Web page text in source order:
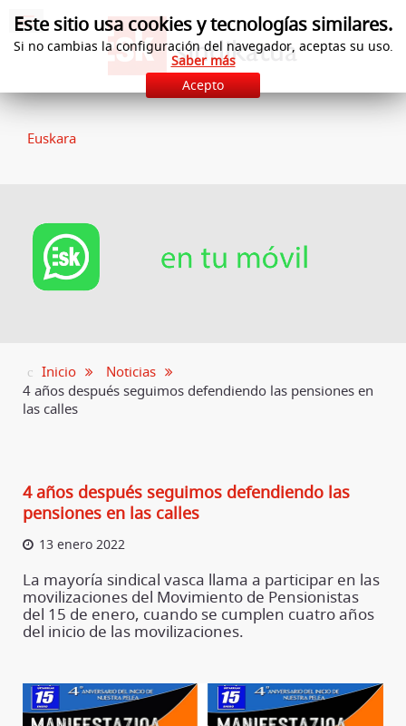
Euskara
Inicio
Noticias
4 años después seguimos defendiendo las pensiones en
las calles
4 años después seguimos defendiendo las
pensiones en las calles
13 enero 2022
La mayoría sindical vasca llama a participar en las
movilizaciones del Movimiento de Pensionistas
del 15 de enero, cuando se cumplen cuatro años
del inicio de las movilizaciones.
Este sitio usa cookies y tecnologías similares.
Si no cambias la configuración del navegador, aceptas su uso.
Saber más
Acepto